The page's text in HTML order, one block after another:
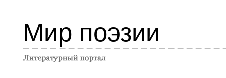
Мир поэзии